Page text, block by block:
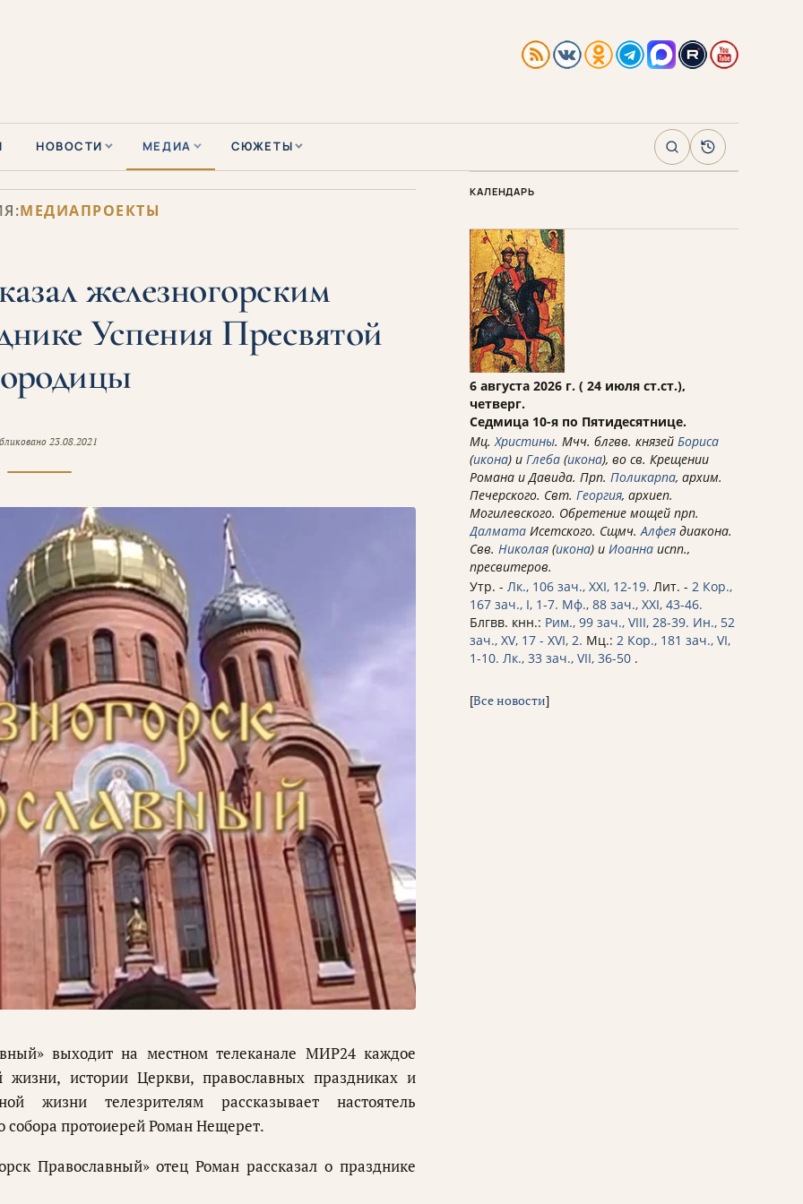
НОВОСТИ МЕДИА СЮЖЕТЫ ПоискАрхив
МЕДИАПРОЕКТЫ
железногорским
Успения Пресвятой
23.08.2021
выходит на местном телеканале МИР24 каждое
жизни, истории Церкви, православных праздниках и
жизни телезрителям рассказывает настоятель
собора протоиерей Роман Нещерет.
Православный» отец Роман рассказал о празднике
КАЛЕНДАРЬ
6 августа 2026 г. ( 24 июля ст.ст.),
четверг.
Седмица 10-я по Пятидесятнице.
Мц.Христины. Мчч. блгвв. князей Бориса
(икона) и Глеба (икона), во св. Крещении
Романа и Давида. Прп. Поликарпа, архим.
Печерского. Свт. Георгия, архиеп.
Могилевского. Обретение мощей прп.
Далмата Исетского. Сщмч.Алфея диакона.
Свв. Николая (икона) и Иоанна испп.,
пресвитеров.
Утр. - Лк., 106 зач., XXI, 12-19. Лит. - 2 Кор.,
167 зач., I, 1-7. Мф., 88 зач., XXI, 43-46.
Блгвв. кнн.: Рим., 99 зач., VIII, 28-39. Ин., 52
зач., XV, 17 - XVI, 2. Мц.: 2 Кор., 181 зач., VI,
1-10. Лк., 33 зач., VII, 36-50 .
[Все новости]